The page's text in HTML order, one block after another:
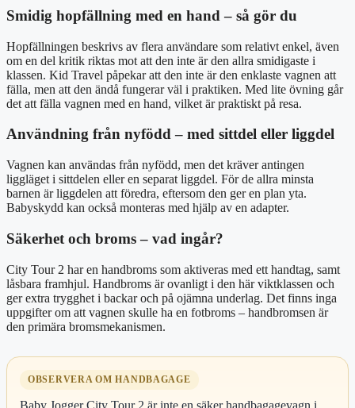
Smidig hopfällning med en hand – så gör du
Hopfällningen beskrivs av flera användare som relativt enkel, även
om en del kritik riktas mot att den inte är den allra smidigaste i
klassen. Kid Travel påpekar att den inte är den enklaste vagnen att
fälla, men att den ändå fungerar väl i praktiken. Med lite övning går
det att fälla vagnen med en hand, vilket är praktiskt på resa.
Användning från nyfödd – med sittdel eller liggdel
Vagnen kan användas från nyfödd, men det kräver antingen
liggläget i sittdelen eller en separat liggdel. För de allra minsta
barnen är liggdelen att föredra, eftersom den ger en plan yta.
Babyskydd kan också monteras med hjälp av en adapter.
Säkerhet och broms – vad ingår?
City Tour 2 har en handbroms som aktiveras med ett handtag, samt
låsbara framhjul. Handbroms är ovanligt i den här viktklassen och
ger extra trygghet i backar och på ojämna underlag. Det finns inga
uppgifter om att vagnen skulle ha en fotbroms – handbromsen är
den primära bromsmekanismen.
OBSERVERA OM HANDBAGAGE
Baby Jogger City Tour 2 är inte en säker handbagagevagn i